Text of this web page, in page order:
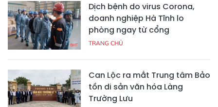
Dịch bệnh do virus Corona,
doanh nghiệp Hà Tĩnh lo
phòng ngay từ cổng
TRANG CHỦ
Can Lộc ra mắt Trung tâm Bảo
tồn di sản văn hóa Làng
Trường Lưu